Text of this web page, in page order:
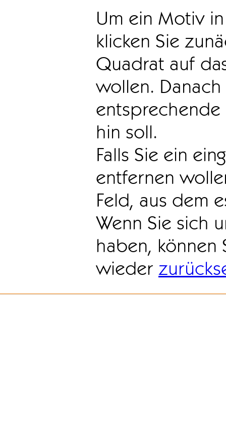
Um ein Motiv
klicken Sie
Quadrat auf
wollen.
hin soll.
Falls Sie ein
entfernen
Feld, aus dem
Wenn Sie sich
haben, können
wieder